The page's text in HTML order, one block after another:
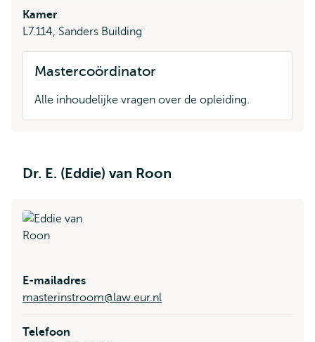
Kamer
L7.114, Sanders Building
Mastercoördinator
Alle inhoudelijke vragen over de opleiding.
Dr. E. (Eddie) van Roon
E-mailadres
masterinstroom@law.eur.nl
Telefoon